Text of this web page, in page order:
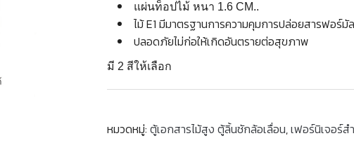
แผ่นท็อปไม้ หนา 1.6 CM..
ไม้ E1 มีมาตรฐานการความคุมการปล่อยสารฟอร์
ปลอดภัยไม่ก่อให้เกิดอันตรายต่อสุขภาพ
มี 2 สีให้เลือก
หมวดหมู่:ตู้เอกสารไม้สูง ตู้ลิ้นชักล้อเลื่อน,เฟอร์นิเจอร์ส